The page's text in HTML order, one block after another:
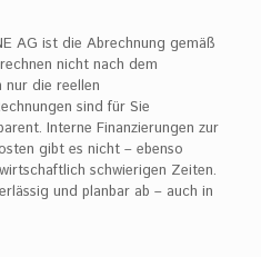
AG ist die Abrechnung gemäß
nicht nach dem
nur die reellen
sind für Sie
Interne Finanzierungen zur
gibt es nicht – ebenso
schwierigen Zeiten.
und planbar ab – auch in